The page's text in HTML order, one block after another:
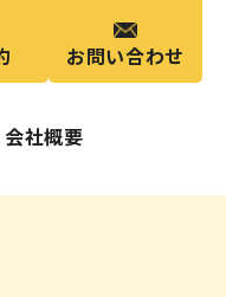
お問い合わせ
会社概要